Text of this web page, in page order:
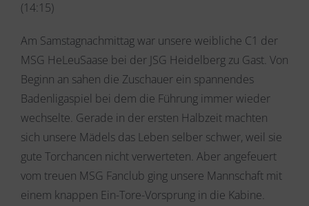
(14:15)
Am Samstagnachmittag war unsere weibliche C1 der
MSG HeLeuSaase bei der JSG Heidelberg zu Gast. Von
Beginn an sahen die Zuschauer ein spannendes
Badenligaspiel bei dem die Führung immer wieder
wechselte. Gerade in der ersten Halbzeit machten
sich unsere Mädels das Leben selber schwer, weil sie
gute Torchancen nicht verwerteten. Aber angefeuert
vom treuen MSG Fanclub ging unsere Mannschaft mit
einem knappen Ein-Tore-Vorsprung in die Kabine.